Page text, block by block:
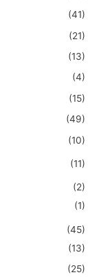
(41)
(21)
(13)
(4)
(15)
(49)
(10)
(11)
(2)
(1)
(45)
(13)
(25)